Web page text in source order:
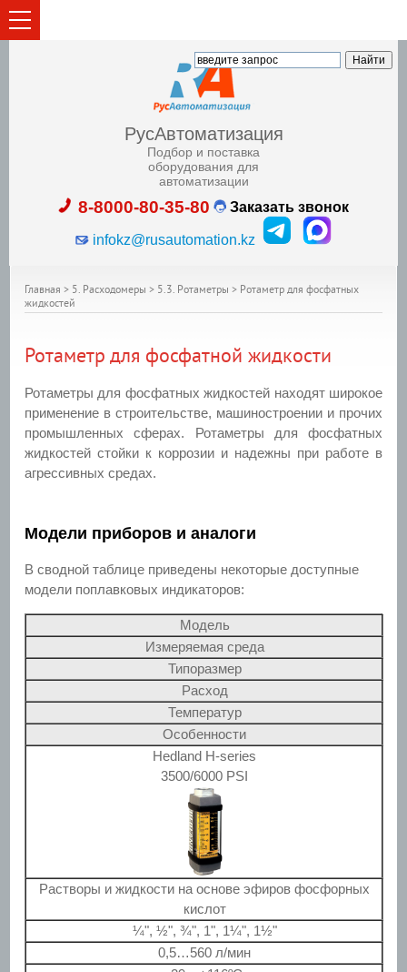
РусАвтоматизация
Подбор и поставка
оборудования для
автоматизации
8-8000-80-35-80 Заказать звонок
infokz@rusautomation.kz
Главная > 5. Расходомеры > 5.3. Ротаметры > Ротаметр для фосфатных
жидкостей
Ротаметр для фосфатной жидкости
Ротаметры для фосфатных жидкостей находят широкое
применение в строительстве, машиностроении и прочих
промышленных сферах. Ротаметры для фосфатных
жидкостей стойки к коррозии и надежны при работе в
агрессивных средах.
Модели приборов и аналоги
В сводной таблице приведены некоторые доступные
модели поплавковых индикаторов:
Модель
Измеряемая среда
Типоразмер
Расход
Температур
Особенности
Hedland H-series
3500/6000 PSI
Растворы и жидкости на основе эфиров фосфорных
кислот
¼", ½", ¾", 1", 1¼", 1½"
0,5…560 л/мин